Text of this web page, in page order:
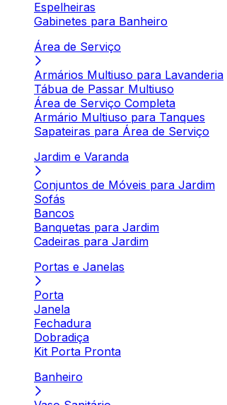
Espelheiras
Gabinetes para Banheiro
Área de Serviço
Armários Multiuso para Lavanderia
Tábua de Passar Multiuso
Área de Serviço Completa
Armário Multiuso para Tanques
Sapateiras para Área de Serviço
Jardim e Varanda
Conjuntos de Móveis para Jardim
Sofás
Bancos
Banquetas para Jardim
Cadeiras para Jardim
Portas e Janelas
Porta
Janela
Fechadura
Dobradiça
Kit Porta Pronta
Banheiro